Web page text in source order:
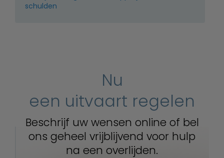
schulden
Nu
een uitvaart regelen
Beschrijf uw wensen online of bel
ons geheel vrijblijvend voor hulp
na een overlijden.